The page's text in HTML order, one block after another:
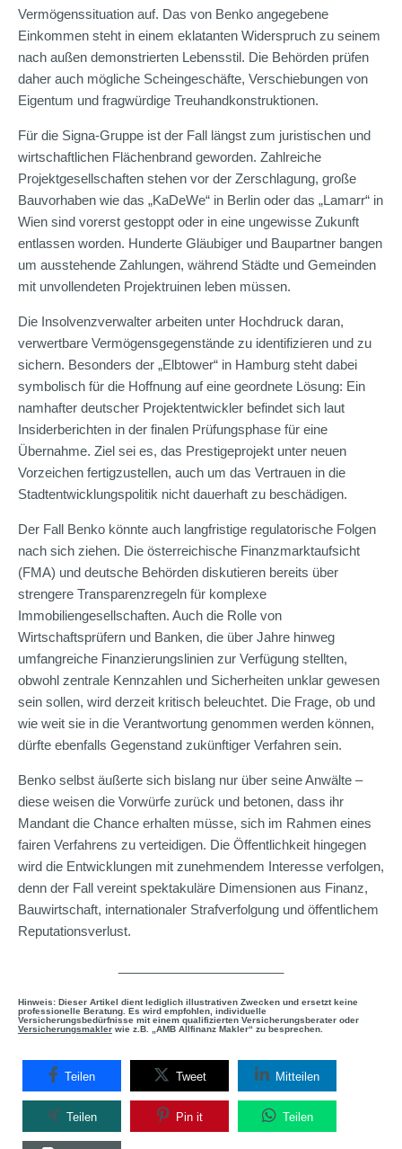
Vermögenssituation auf. Das von Benko angegebene
Einkommen steht in einem eklatanten Widerspruch zu seinem
nach außen demonstrierten Lebensstil. Die Behörden prüfen
daher auch mögliche Scheingeschäfte, Verschiebungen von
Eigentum und fragwürdige Treuhandkonstruktionen.
Für die Signa-Gruppe ist der Fall längst zum juristischen und
wirtschaftlichen Flächenbrand geworden. Zahlreiche
Projektgesellschaften stehen vor der Zerschlagung, große
Bauvorhaben wie das „KaDeWe“ in Berlin oder das „Lamarr“ in
Wien sind vorerst gestoppt oder in eine ungewisse Zukunft
entlassen worden. Hunderte Gläubiger und Baupartner bangen
um ausstehende Zahlungen, während Städte und Gemeinden
mit unvollendeten Projektruinen leben müssen.
Die Insolvenzverwalter arbeiten unter Hochdruck daran,
verwertbare Vermögensgegenstände zu identifizieren und zu
sichern. Besonders der „Elbtower“ in Hamburg steht dabei
symbolisch für die Hoffnung auf eine geordnete Lösung: Ein
namhafter deutscher Projektentwickler befindet sich laut
Insiderberichten in der finalen Prüfungsphase für eine
Übernahme. Ziel sei es, das Prestigeprojekt unter neuen
Vorzeichen fertigzustellen, auch um das Vertrauen in die
Stadtentwicklungspolitik nicht dauerhaft zu beschädigen.
Der Fall Benko könnte auch langfristige regulatorische Folgen
nach sich ziehen. Die österreichische Finanzmarktaufsicht
(FMA) und deutsche Behörden diskutieren bereits über
strengere Transparenzregeln für komplexe
Immobiliengesellschaften. Auch die Rolle von
Wirtschaftsprüfern und Banken, die über Jahre hinweg
umfangreiche Finanzierungslinien zur Verfügung stellten,
obwohl zentrale Kennzahlen und Sicherheiten unklar gewesen
sein sollen, wird derzeit kritisch beleuchtet. Die Frage, ob und
wie weit sie in die Verantwortung genommen werden können,
dürfte ebenfalls Gegenstand zukünftiger Verfahren sein.
Benko selbst äußerte sich bislang nur über seine Anwälte –
diese weisen die Vorwürfe zurück und betonen, dass ihr
Mandant die Chance erhalten müsse, sich im Rahmen eines
fairen Verfahrens zu verteidigen. Die Öffentlichkeit hingegen
wird die Entwicklungen mit zunehmendem Interesse verfolgen,
denn der Fall vereint spektakuläre Dimensionen aus Finanz,
Bauwirtschaft, internationaler Strafverfolgung und öffentlichem
Reputationsverlust.
Hinweis: Dieser Artikel dient lediglich illustrativen Zwecken und ersetzt keine
professionelle Beratung. Es wird empfohlen, individuelle
Versicherungsbedürfnisse mit einem qualifizierten Versicherungsberater oder
Versicherungsmakler wie z.B. „AMB Allfinanz Makler“ zu besprechen.
Teilen Tweet Mitteilen
Teilen Pin it Teilen